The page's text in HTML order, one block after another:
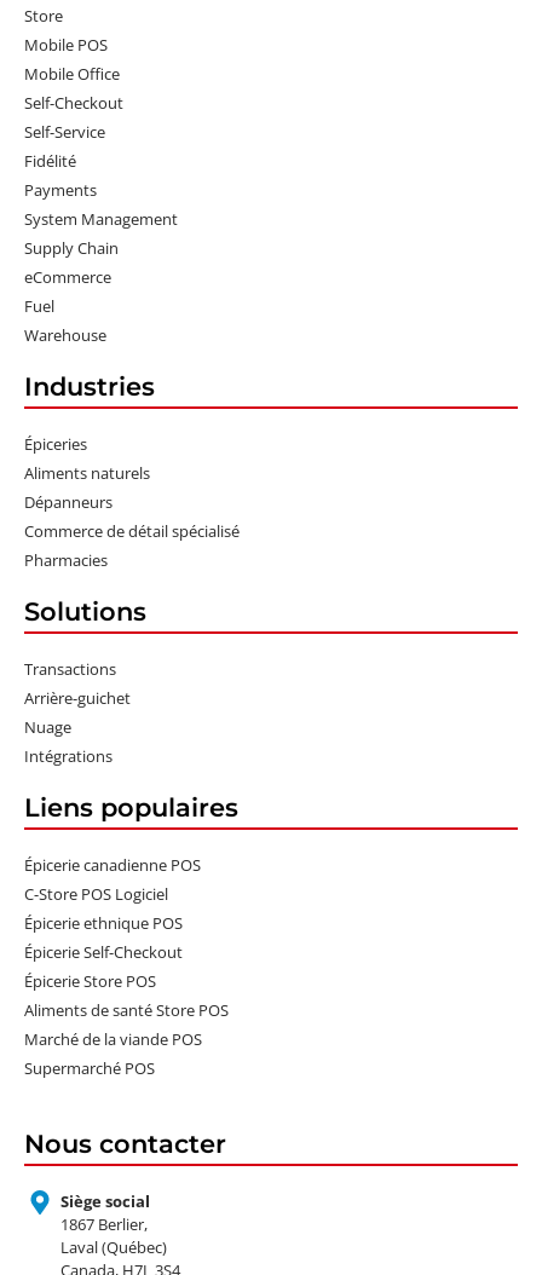
Store
Mobile POS
Mobile Office
Self-Checkout
Self-Service
Fidélité
Payments
System Management
Supply Chain
eCommerce
Fuel
Warehouse
Industries
Épiceries
Aliments naturels
Dépanneurs
Commerce de détail spécialisé
Pharmacies
Solutions
Transactions
Arrière-guichet
Nuage
Intégrations
Liens populaires
Épicerie canadienne POS
C-Store POS Logiciel
Épicerie ethnique POS
Épicerie Self-Checkout
Épicerie Store POS
Aliments de santé Store POS
Marché de la viande POS
Supermarché POS
Nous contacter
Siège social
1867 Berlier,
Laval (Québec)
Canada, H7L 3S4